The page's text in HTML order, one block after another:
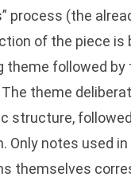
process (the
of the piece is
theme followed
theme
structure,
Only notes used
themselves